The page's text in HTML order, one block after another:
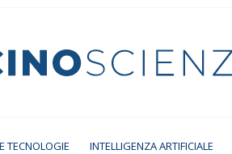
TECNOLOGIE INTELLIGENZA ARTIFICIALE